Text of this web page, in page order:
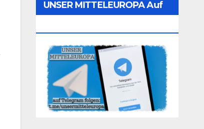
UNSER MITTELEUROPA Auf